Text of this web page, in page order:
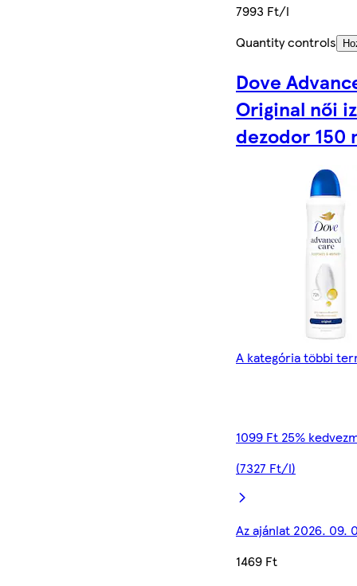
7993 Ft/l
Quantity controls
Dove
Original női
dezodor 150
A kategória többi
1099 Ft 25%
(7327 Ft/l)
Az ajánlat 2026. 09.
1469 Ft